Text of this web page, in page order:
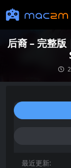
后裔 – 完整
最近更新: